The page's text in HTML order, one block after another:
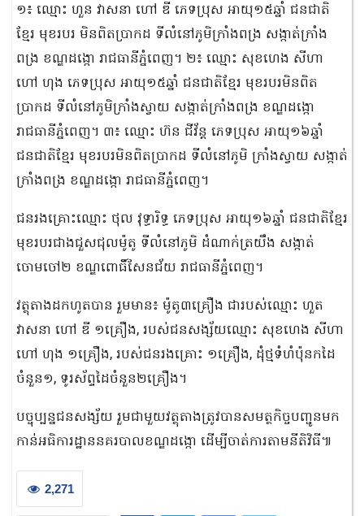
១៖ ឈ្មោះ ហួន វាសនា ហៅ ឌី ភេទប្រុស អាយុ១៥ឆ្នាំ ជនជាតិ
ខ្មែរ មុខរបរ មិនពិតប្រាកដ ទីលំនៅភូមិក្រាំងពង្រ សង្កាត់ក្រាំង
ពង្រ ខណ្ឌដង្កោ រាជធានីភ្នំពេញ។ ២៖ ឈ្មោះ សុខហេង សីហា
ហៅ ហុង ភេទប្រុស អាយុ១៥ឆ្នាំ ជនជាតិខ្មែរ មុខរបរមិនពិត
ប្រាកដ ទីលំនៅភូមិក្រាំងស្វាយ សង្កាត់ក្រាំងពង្រ ខណ្ឌដង្កោ
រាជធានីភ្នំពេញ។ ៣៖ ឈ្មោះ ហ៊ន ជីវ័ន្ត ភេទប្រុស អាយុ១៦ឆ្នាំ
ជនជាតិខ្មែរ មុខរបរមិនពិតប្រាកដ ទីលំនៅភូមិ ក្រាំងស្វាយ សង្កាត់
ក្រាំងពង្រ ខណ្ឌដង្កោ រាជធានីភ្នំពេញ។
ជនរងគ្រោះឈ្មោះ ថុល វុទ្ធារិទ្ធ ភេទប្រុស អាយុ១៦ឆ្នាំ ជនជាតិខ្មែរ
មុខរបរជាងជួសជុលម៉ូតូ ទីលំនៅភូមិ ដំណាក់ត្រយឹង សង្កាត់
ចោមចៅ២ ខណ្ឌពោធិ៍សែនជ័យ រាជធានីភ្នំពេញ។
វត្ថុតាងដកហូតបាន រួមមាន៖ ម៉ូតូ៣គ្រឿង ជារបស់ឈ្មោះ ហួត
វាសនា ហៅ ឌី ១គ្រឿង, របស់ជនសង្ស័យឈ្មោះ សុខហេង សីហា
ហៅ ហុង ១គ្រឿង, របស់ជនរងគ្រោះ ១គ្រឿង, ដុំថ្មទំហំប៉ុនកដៃ
ចំនួន១, ទូរស័ព្ទដៃចំនួន២គ្រឿង។
បច្ចុប្បន្នជនសង្ស័យ រួមជាមួយវត្ថុតាងត្រូវបានសមត្ថកិច្ចបញ្ជូនមក
កាន់អធិការដ្ឋាននគរបាលខណ្ឌដង្កោ ដើម្បីចាត់ការតាមនីតិវិធី៕
2,271